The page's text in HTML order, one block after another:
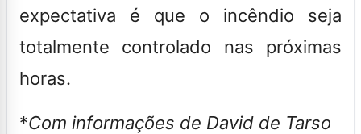
expectativa é que o incêndio seja
totalmente controlado nas próximas
horas.
*Com informações de David de Tarso